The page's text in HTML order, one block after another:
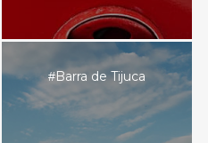
#Barra de Tijuca